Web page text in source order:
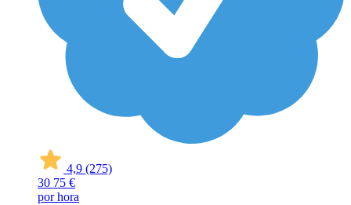
4,9 (275)
30 75 €
por hora